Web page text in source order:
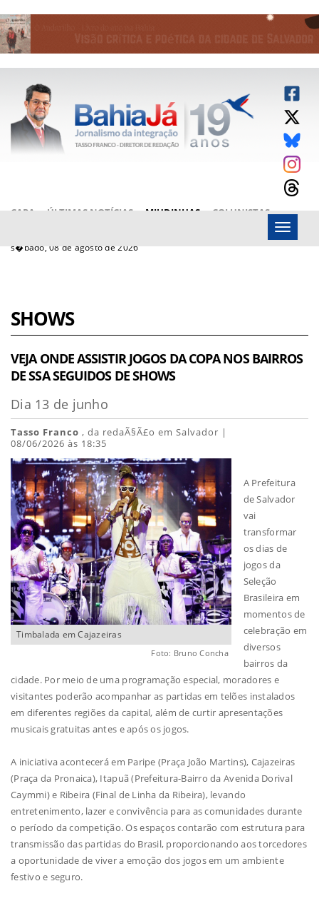
CAPA ÚLTIMAS NOTÍCIAS MIUDINHAS
COLUNISTAS
s�bado, 08 de agosto de 2026
Menu
SHOWS
VEJA ONDE ASSISTIR JOGOS DA COPA NOS BAIRROS
DE SSA SEGUIDOS DE SHOWS
Dia 13 de junho
Tasso Franco , da redaÃ§Ã£o em Salvador |
08/06/2026 às 18:35
Timbalada em Cajazeiras
Foto: Bruno Concha
A Prefeitura
de Salvador
vai
transformar
os dias de
jogos da
Seleção
Brasileira em
momentos de
celebração em
diversos
bairros da
cidade. Por meio de uma programação especial, moradores e
visitantes poderão acompanhar as partidas em telões instalados
em diferentes regiões da capital, além de curtir apresentações
musicais gratuitas antes e após os jogos.
A iniciativa acontecerá em Paripe (Praça João Martins), Cajazeiras
(Praça da Pronaica), Itapuã (Prefeitura-Bairro da Avenida Dorival
Caymmi) e Ribeira (Final de Linha da Ribeira), levando
entretenimento, lazer e convivência para as comunidades durante
o período da competição. Os espaços contarão com estrutura para
transmissão das partidas do Brasil, proporcionando aos torcedores
a oportunidade de viver a emoção dos jogos em um ambiente
festivo e seguro.